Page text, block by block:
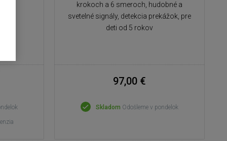
krokoch a 6 smeroch, hudobné a
svetelné signály, detekcia prekážok, pre
deti od 5 rokov
97,00 €
Skladom Odošleme v pondelok